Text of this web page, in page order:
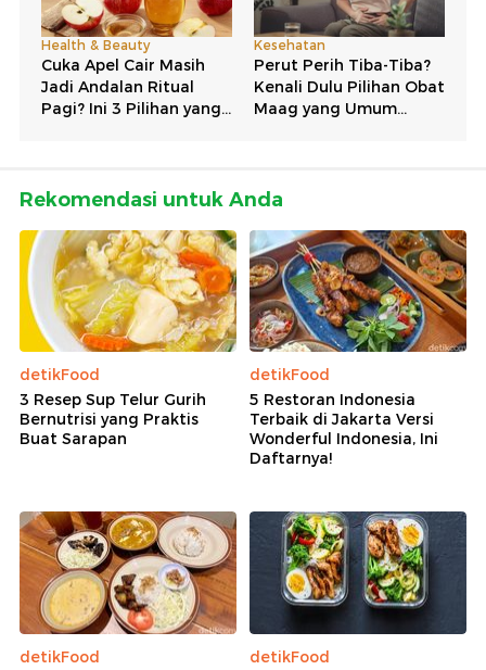
Rekomendasi untuk Anda
detikFood
3 Resep Sup Telur Gurih
Bernutrisi yang Praktis
Buat Sarapan
detikFood
5 Restoran Indonesia
Terbaik di Jakarta Versi
Wonderful Indonesia, Ini
Daftarnya!
detikFood
detikFood